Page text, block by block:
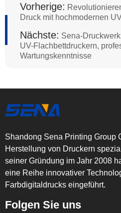
Vorherige:
Druck mit hochmodernen
Nächste: Sena-
UV-Flachbettdruckern,
Wartungskenntnisse
Shandong Sena Printing Group
Herstellung von Druckern
seiner Gründung im Jahr 2008
eine Reihe innovativer
Farbdigitaldrucks eingeführt.
Folgen Sie uns